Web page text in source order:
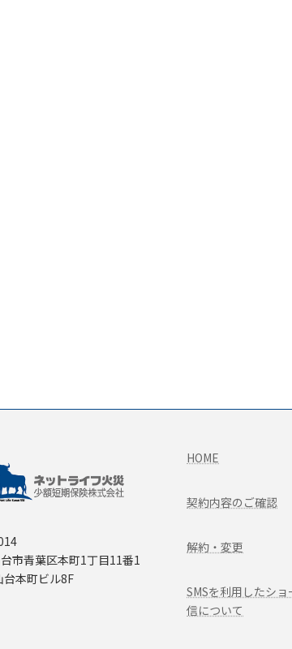
市青葉区本町1丁目11番1
本町ビル8F
HOME
契約内容のご確認
解約・変更
SMSを利用したシ
信について